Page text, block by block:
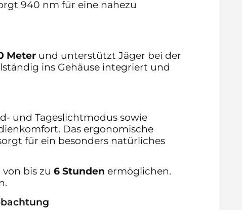
940 nm für eine nahezu
Meterund unterstützt Jäger bei der
ins Gehäuse integriert und
und Tageslichtmodus sowie
Das ergonomische
für ein besonders natürliches
bis zu 6 Stunden ermöglichen.